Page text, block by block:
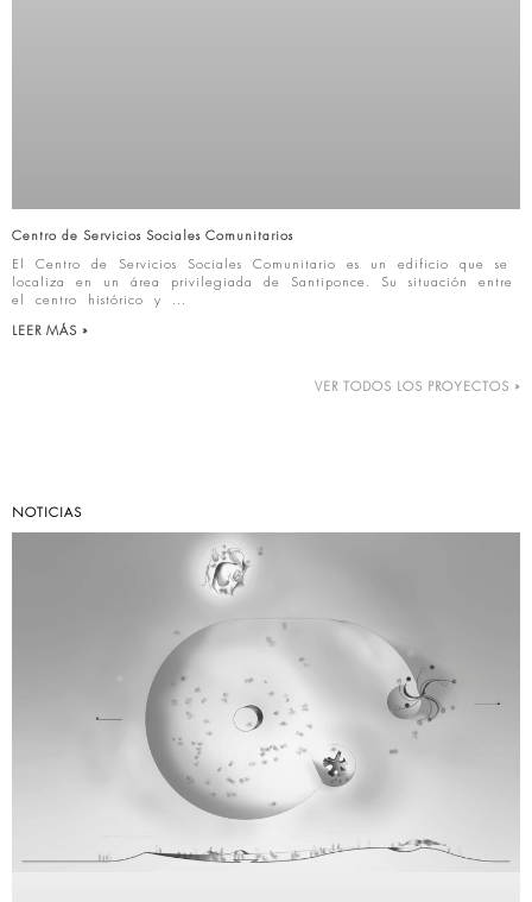
Centro de Servicios Sociales Comunitarios
El Centro de Servicios Sociales Comunitario es un edificio que se
localiza en un área privilegiada de Santiponce. Su situación entre
el centro histórico y
LEER MÁS »
VER TODOS LOS PROYECTOS »
NOTICIAS